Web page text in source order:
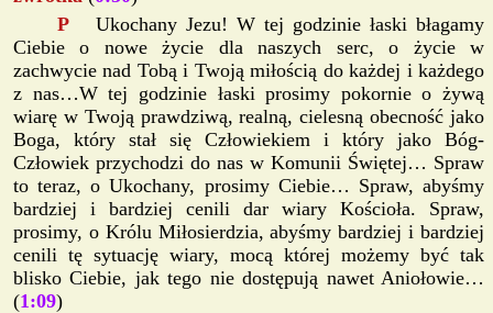
P Ukochany Jezu! W tej godzinie łaski błagamy
Ciebie o nowe życie dla naszych serc, o życie w
zachwycie nad Tobą i Twoją miłością do każdej i każdego
z nas…W tej godzinie łaski prosimy pokornie o żywą
wiarę w Twoją prawdziwą, realną, cielesną obecność jako
Boga, który stał się Człowiekiem i który jako Bóg-
Człowiek przychodzi do nas w Komunii Świętej… Spraw
to teraz, o Ukochany, prosimy Ciebie… Spraw, abyśmy
bardziej i bardziej cenili dar wiary Kościoła. Spraw,
prosimy, o Królu Miłosierdzia, abyśmy bardziej i bardziej
cenili tę sytuację wiary, mocą której możemy być tak
blisko Ciebie, jak tego nie dostępują nawet Aniołowie…
(1:09)